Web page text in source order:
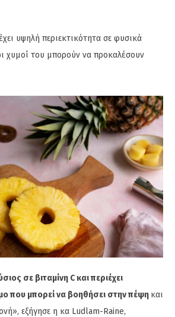
υψηλή περιεκτικότητα σε φυσικά
χυμοί του μπορούν να προκαλέσουν
σε βιταμίνη C και περιέχει
που μπορεί να βοηθήσει στην πέψη και
εξήγησε η κα Ludlam-Raine,